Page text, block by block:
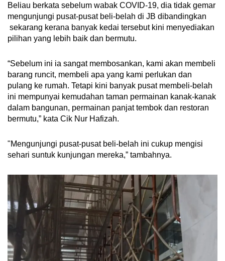
Beliau berkata sebelum wabak COVID-19, dia tidak gemar
mengunjungi pusat-pusat beli-belah di JB dibandingkan
sekarang kerana banyak kedai tersebut kini menyediakan
pilihan yang lebih baik dan bermutu.
“Sebelum ini ia sangat membosankan, kami akan membeli
barang runcit, membeli apa yang kami perlukan dan
pulang ke rumah. Tetapi kini banyak pusat membeli-belah
ini mempunyai kemudahan taman permainan kanak-kanak
dalam bangunan, permainan panjat tembok dan restoran
bermutu,” kata Cik Nur Hafizah.
"Mengunjungi pusat-pusat beli-belah ini cukup mengisi
sehari suntuk kunjungan mereka,” tambahnya.